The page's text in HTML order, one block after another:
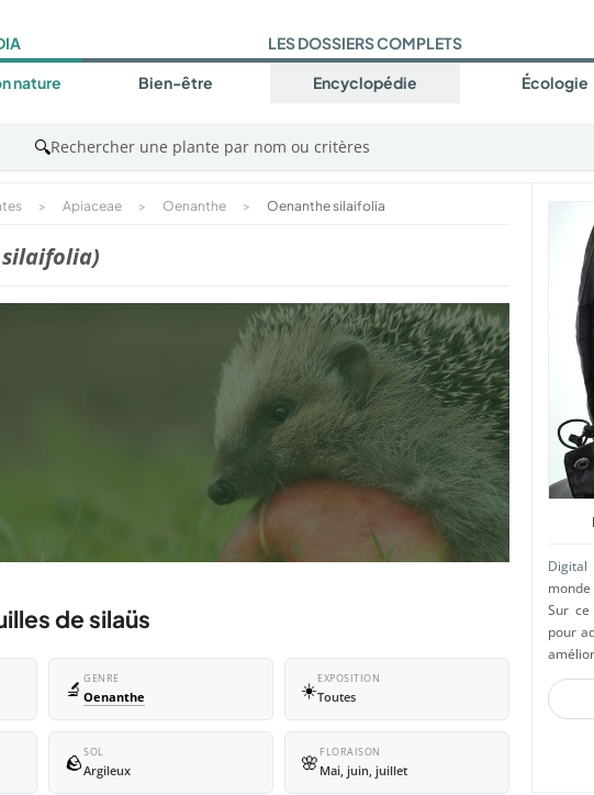
nature
LES DOSSIERS COMPLETS
Bien-être Encyclopédie Écologie
🔍Rechercher une plante par nom ou critères
> Apiaceae > Oenanthe > Oenanthe silaifolia
de silaüs
🔬 GENRE
Oenanthe ☀️EXPOSITION
Toutes
🪨SOL
Argileux 🌸 FLORAISON
Mai, juin, juillet
Sur
pour